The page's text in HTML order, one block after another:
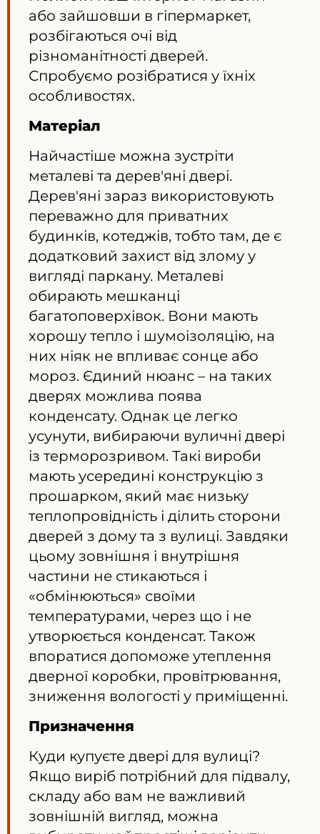
або зайшовши в гіпермаркет,
розбігаються очі від
різноманітності дверей.
Спробуємо розібратися у їхніх
особливостях.
Матеріал
Найчастіше можна зустріти
металеві та дерев'яні двері.
Дерев'яні зараз використовують
переважно для приватних
будинків, котеджів, тобто там, де є
додатковий захист від злому у
вигляді паркану. Металеві
обирають мешканці
багатоповерхівок. Вони мають
хорошу тепло і шумоізоляцію, на
них ніяк не впливає сонце або
мороз. Єдиний нюанс – на таких
дверях можлива поява
конденсату. Однак це легко
усунути, вибираючи вуличні двері
із терморозривом. Такі вироби
мають усередині конструкцію з
прошарком, який має низьку
теплопровідність і ділить сторони
дверей з дому та з вулиці. Завдяки
цьому зовнішня і внутрішня
частини не стикаються і
«обмінюються» своїми
температурами, через що і не
утворюється конденсат. Також
впоратися допоможе утеплення
дверної коробки, провітрювання,
зниження вологості у приміщенні.
Призначення
Куди купуєте двері для вулиці?
Якщо виріб потрібний для підвалу,
складу або вам не важливий
зовнішній вигляд, можна